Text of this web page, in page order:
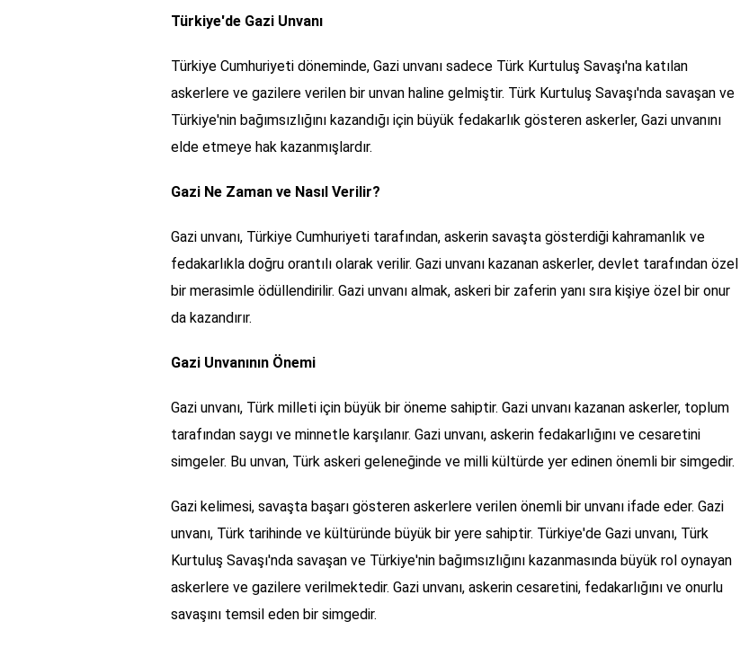
Türkiye'de Gazi Unvanı
Türkiye Cumhuriyeti döneminde, Gazi unvanı sadece Türk Kurtuluş Savaşı'na katılan
askerlere ve gazilere verilen bir unvan haline gelmiştir. Türk Kurtuluş Savaşı'nda savaşan ve
Türkiye'nin bağımsızlığını kazandığı için büyük fedakarlık gösteren askerler, Gazi unvanını
elde etmeye hak kazanmışlardır.
Gazi Ne Zaman ve Nasıl Verilir?
Gazi unvanı, Türkiye Cumhuriyeti tarafından, askerin savaşta gösterdiği kahramanlık ve
fedakarlıkla doğru orantılı olarak verilir. Gazi unvanı kazanan askerler, devlet tarafından özel
bir merasimle ödüllendirilir. Gazi unvanı almak, askeri bir zaferin yanı sıra kişiye özel bir onur
da kazandırır.
Gazi Unvanının Önemi
Gazi unvanı, Türk milleti için büyük bir öneme sahiptir. Gazi unvanı kazanan askerler, toplum
tarafından saygı ve minnetle karşılanır. Gazi unvanı, askerin fedakarlığını ve cesaretini
simgeler. Bu unvan, Türk askeri geleneğinde ve milli kültürde yer edinen önemli bir simgedir.
Gazi kelimesi, savaşta başarı gösteren askerlere verilen önemli bir unvanı ifade eder. Gazi
unvanı, Türk tarihinde ve kültüründe büyük bir yere sahiptir. Türkiye'de Gazi unvanı, Türk
Kurtuluş Savaşı'nda savaşan ve Türkiye'nin bağımsızlığını kazanmasında büyük rol oynayan
askerlere ve gazilere verilmektedir. Gazi unvanı, askerin cesaretini, fedakarlığını ve onurlu
savaşını temsil eden bir simgedir.